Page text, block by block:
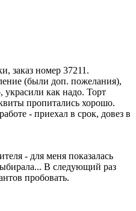
заказ номер 37211.
(были доп. пожелания),
как надо. Торт
пропитались хорошо.
- приехал в срок, довез в
- для меня показалась
В следующий раз
пробовать.